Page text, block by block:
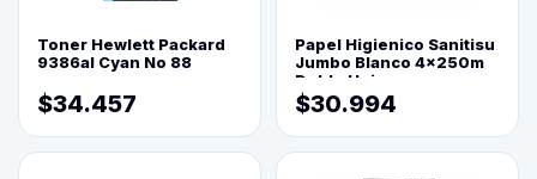
Toner Hewlett Packard
9386al Cyan No 88
$34.457
Papel Higienico Sanitisu
Jumbo Blanco 4x250m
Doble Hoja
$30.994